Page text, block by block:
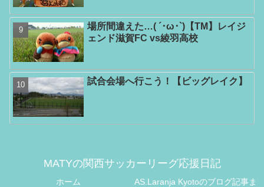
場所間違えた…( ´･ω･`)【TM】レイジ
ェンド滋賀FC vs綾羽高校
試合会場へ行こう！【ビッグレイク】
MATYの関西サッカーリーグ応援日記
ホーム AS.Laranja Kyotoのブログ記事ま